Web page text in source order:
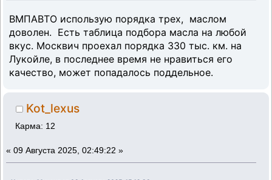
ВМПАВТО использую порядка трех, маслом
доволен. Есть таблица подбора масла на любой
вкус. Москвич проехал порядка 330 тыс. км. на
Лукойле, в последнее время не нравиться его
качество, может попадалось поддельное.
Kot_lexus
Карма: 12
« 09 Августа 2025, 02:49:22 »